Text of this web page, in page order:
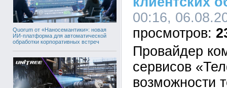
Quorum от «Наносемантики»: новая
ИИ-платформа для автоматической
обработки корпоративных встреч
00:16,
Провайдер
сервисов
возможности